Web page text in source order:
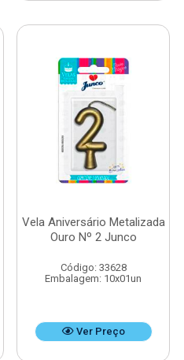
Vela Aniversário Metalizada
Ouro Nº 2 Junco
Código: 33628
Embalagem: 10x01un
Ver Preço